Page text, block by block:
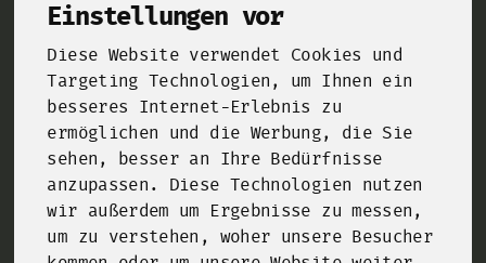
Einstellungen vor
Diese Website verwendet Cookies und
Targeting Technologien, um Ihnen ein
besseres Internet-Erlebnis zu
ermöglichen und die Werbung, die Sie
sehen, besser an Ihre Bedürfnisse
anzupassen. Diese Technologien nutzen
wir außerdem um Ergebnisse zu messen,
um zu verstehen, woher unsere Besucher
For Chefs
From farms and food manufacturers to your kitchen!
Click here and sign up for ourB2B-Shop